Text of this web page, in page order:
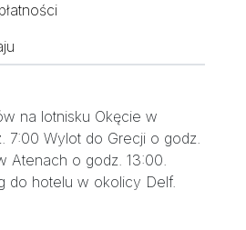
na lotnisku Okęcie w
7:00 Wylot do Grecji o godz.
Atenach o godz. 13:00.
do hotelu w okolicy Delf.